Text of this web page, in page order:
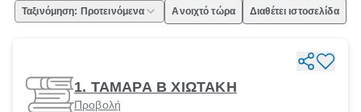
Ταξινόμηση: Προτεινόμενα Ανοιχτό τώρα Διαθέτει ιστοσελίδα
1. ΤΑΜΑΡΑ Β ΧΙΩΤΑΚΗ
Προβολή